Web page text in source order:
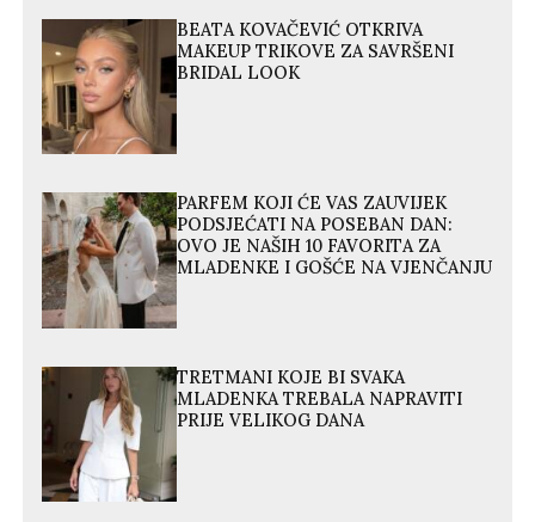
BEATA KOVAČEVIĆ OTKRIVA
MAKEUP TRIKOVE ZA SAVRŠENI
BRIDAL LOOK
PARFEM KOJI ĆE VAS ZAUVIJEK
PODSJEĆATI NA POSEBAN DAN:
OVO JE NAŠIH 10 FAVORITA ZA
MLADENKE I GOŠĆE NA VJENČANJU
TRETMANI KOJE BI SVAKA
MLADENKA TREBALA NAPRAVITI
PRIJE VELIKOG DANA